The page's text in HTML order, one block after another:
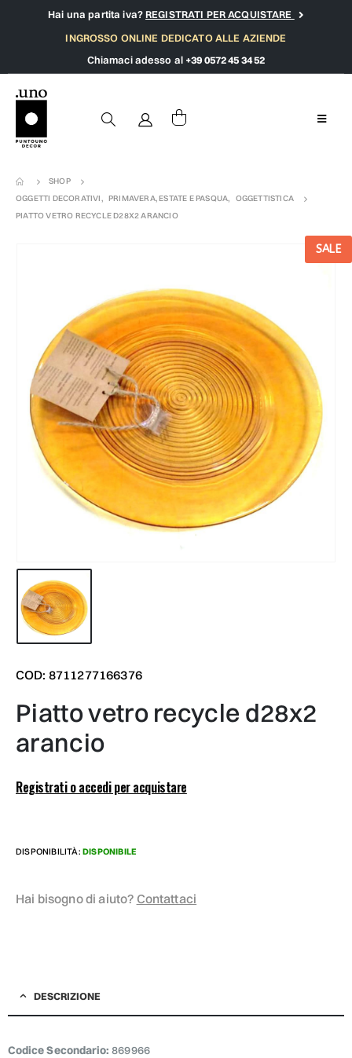
Hai una partita iva?REGISTRATI PER ACQUISTARE
INGROSSO ONLINE DEDICATO ALLE AZIENDE
Chiamaci adesso al +39 0572 45 34 52
SHOP
OGGETTI DECORATIVI, PRIMAVERA, ESTATE E PASQUA,
OGGETTISTICA
PIATTO VETRO RECYCLE D28X2 ARANCIO
SALE
COD: 8711277166376
piatto vetro recycle d28x2
arancio
Registrati o accedi per acquistare
DISPONIBILITÀ: DISPONIBILE
Hai bisogno di aiuto? Contattaci
DESCRIZIONE
Codice Secondario: 869966